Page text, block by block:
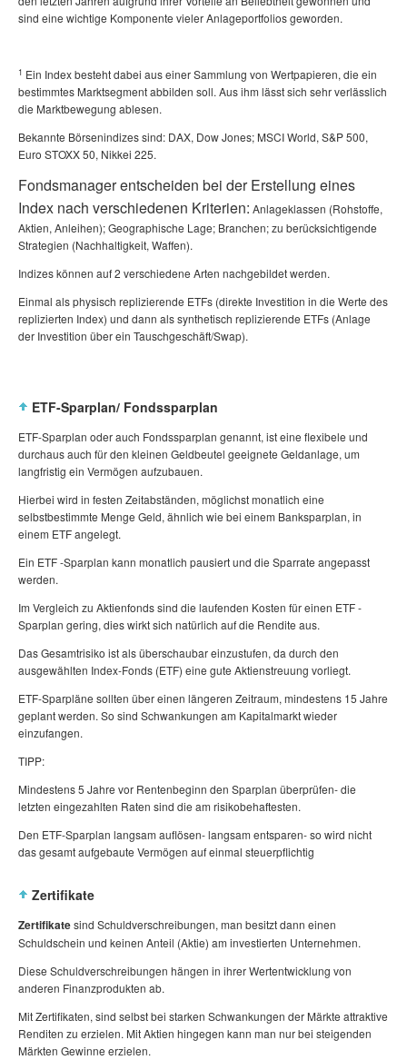
sind eine wichtige Komponente vieler Anlageportfolios geworden.
1 Ein Index besteht dabei aus einer Sammlung von Wertpapieren, die ein
bestimmtes Marktsegment abbilden soll. Aus ihm lässt sich sehr verlässlich
die Marktbewegung ablesen.
Bekannte Börsenindizes sind: DAX, Dow Jones; MSCI World, S&P 500,
Euro STOXX 50, Nikkei 225.
Fondsmanager entscheiden bei der Erstellung eines
Index nach verschiedenen Kriterien: Anlageklassen (Rohstoffe,
Aktien, Anleihen); Geographische Lage; Branchen; zu berücksichtigende
Strategien (Nachhaltigkeit, Waffen).
Indizes können auf 2 verschiedene Arten nachgebildet werden.
Einmal als physisch replizierende ETFs (direkte Investition in die Werte des
replizierten Index) und dann als synthetisch replizierende ETFs (Anlage
der Investition über ein Tauschgeschäft/Swap).
ETF-Sparplan/ Fondssparplan
ETF-Sparplan oder auch Fondssparplan genannt, ist eine flexibele und
durchaus auch für den kleinen Geldbeutel geeignete Geldanlage, um
langfristig ein Vermögen aufzubauen.
Hierbei wird in festen Zeitabständen, möglichst monatlich eine
selbstbestimmte Menge Geld, ähnlich wie bei einem Banksparplan, in
einem ETF angelegt.
Ein ETF -Sparplan kann monatlich pausiert und die Sparrate angepasst
werden.
Im Vergleich zu Aktienfonds sind die laufenden Kosten für einen ETF -
Sparplan gering, dies wirkt sich natürlich auf die Rendite aus.
Das Gesamtrisiko ist als überschaubar einzustufen, da durch den
ausgewählten Index-Fonds (ETF) eine gute Aktienstreuung vorliegt.
ETF-Sparpläne sollten über einen längeren Zeitraum, mindestens 15 Jahre
geplant werden. So sind Schwankungen am Kapitalmarkt wieder
einzufangen.
TIPP:
Mindestens 5 Jahre vor Rentenbeginn den Sparplan überprüfen- die
letzten eingezahlten Raten sind die am risikobehaftesten.
Den ETF-Sparplan langsam auflösen- langsam entsparen- so wird nicht
das gesamt aufgebaute Vermögen auf einmal steuerpflichtig
Zertifikate
Zertifikatesind Schuldverschreibungen, man besitzt dann einen
Schuldschein und keinen Anteil (Aktie) am investierten Unternehmen.
Diese Schuldverschreibungen hängen in ihrer Wertentwicklung von
anderen Finanzprodukten ab.
Mit Zertifikaten, sind selbst bei starken Schwankungen der Märkte attraktive
Renditen zu erzielen. Mit Aktien hingegen kann man nur bei steigenden
Märkten Gewinne erzielen.